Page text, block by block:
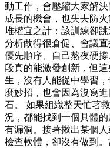
動工作，會壓縮大家解
成長的機會，也失去防
堆權宜之計：該訓練卻
分析做得很倉促、會議
優先順序、自己熬夜硬
段真的能激發創新，但
生，沒有人能從中學習
麼妙招，也會因為沒寫
石。 如果組織整天忙著
況，都能找到一個具體
有漏洞。接著揪出某個
檢查軟體，卻沒有做到